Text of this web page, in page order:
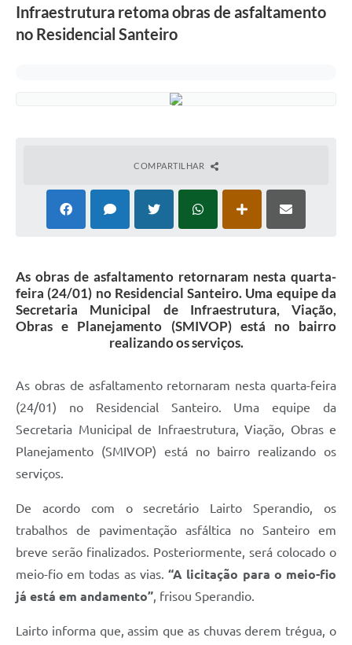
Infraestrutura retoma obras de asfaltamento
no Residencial Santeiro
COMPARTILHAR
As obras de asfaltamento retornaram nesta quarta-
feira (24/01) no Residencial Santeiro. Uma equipe da
Secretaria Municipal de Infraestrutura, Viação,
Obras e Planejamento (SMIVOP) está no bairro
realizando os serviços.
As obras de asfaltamento retornaram nesta quarta-feira
(24/01) no Residencial Santeiro. Uma equipe da
Secretaria Municipal de Infraestrutura, Viação, Obras e
Planejamento (SMIVOP) está no bairro realizando os
serviços.
De acordo com o secretário Lairto Sperandio, os
trabalhos de pavimentação asfáltica no Santeiro em
breve serão finalizados. Posteriormente, será colocado o
meio-fio em todas as vias.“A licitação para o meio-fio
já está em andamento”, frisou Sperandio.
Lairto informa que, assim que as chuvas derem trégua, o